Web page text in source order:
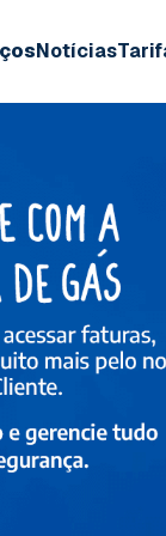
Notícias